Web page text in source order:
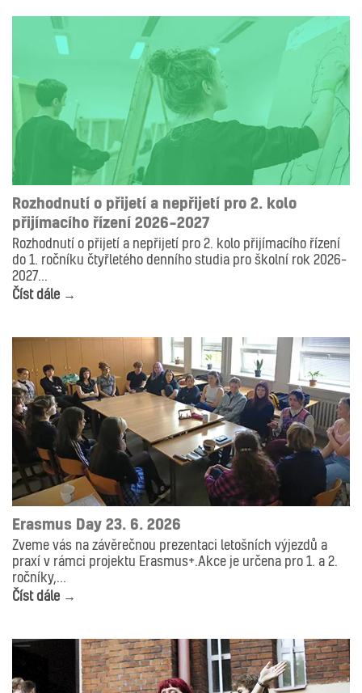
AKTUALITY
Rozhodnutí o přijetí a nepřijetí pro 2. kolo
přijímacího řízení 2026–2027
Rozhodnutí o přijetí a nepřijetí pro 2. kolo přijímacího řízení
do 1. ročníku čtyřletého denního studia pro školní rok 2026–
2027...
Číst dále →
AKTUALITY
Erasmus Day 23. 6. 2026
Zveme vás na závěrečnou prezentaci letošních výjezdů a
praxí v rámci projektu Erasmus+.Akce je určena pro 1. a 2.
ročníky,...
Číst dále →